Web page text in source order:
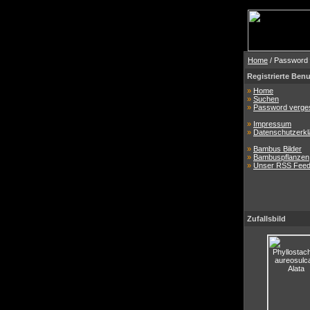
Home /
Registrierte
» Home
» Suchen
» Password
» Impressum
»
» Bambus Bilder
» Bambuspflanzen
» Unser RSS Feed
Zufallsbild